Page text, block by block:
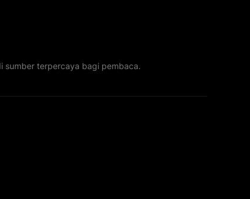
sumber terpercaya bagi pembaca.